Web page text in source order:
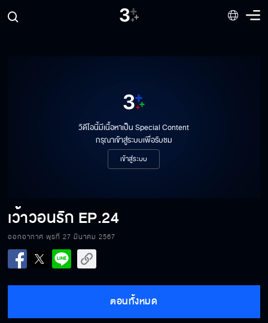
วิดีโอนี้มีเนื้อหาเป็น Special Content
กรุณาเข้าสู่ระบบเพื่อรับชม
เข้าสู่ระบบ
เว้าวอนรัก EP.24
ออกอากาศ พุธที่ 27 มีนาคม 2567
ตอนทั้งหมด